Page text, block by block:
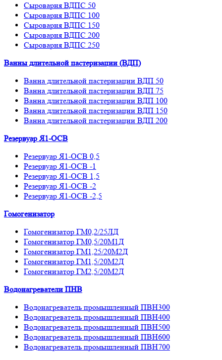
Сыроварня ВДПС 50
Сыроварня ВДПС 100
Сыроварня ВДПС 150
Сыроварня ВДПС 200
Сыроварня ВДПС 250
Ванны длительной пастеризации (ВДП)
Ванна длительной пастеризации ВДП 50
Ванна длительной пастеризации ВДП 75
Ванна длительной пастеризации ВДП 100
Ванна длительной пастеризации ВДП 150
Ванна длительной пастеризации ВДП 200
Резервуар Я1-ОСВ
Резервуар Я1-ОСВ 0,5
Резервуар Я1-ОСВ -1
Резервуар Я1-ОСВ 1,5
Резервуар Я1-ОСВ -2
Резервуар Я1-ОСВ -2,5
Гомогенизатор
Гомогенизатор ГМ0,2/25ЛД
Гомогенизатор ГМ0,5/20М1Д
Гомогенизатор ГМ1,25/20М2Д
Гомогенизатор ГМ1,5/20М2Д
Гомогенизатор ГМ2,5/20М2Д
Водонагреватели ПНВ
Водонагреватель промышленный ПВН300
Водонагреватель промышленный ПВН400
Водонагреватель промышленный ПВН500
Водонагреватель промышленный ПВН600
Водонагреватель промышленный ПВН700